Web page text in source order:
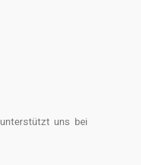
unterstütztuns bei